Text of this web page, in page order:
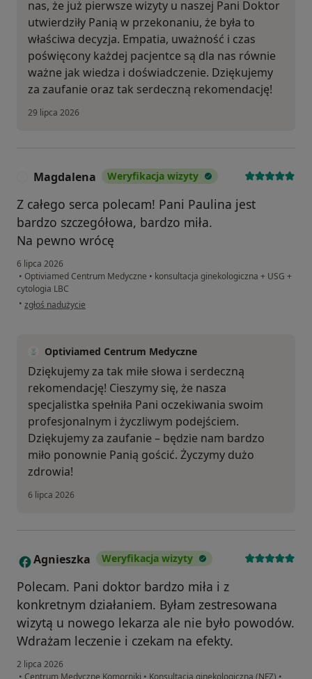
nas, że już pierwsze wizyty u naszej Pani Doktor
utwierdziły Panią w przekonaniu, że była to
właściwa decyzja. Empatia, uważność i czas
poświęcony każdej pacjentce są dla nas równie
ważne jak wiedza i doświadczenie. Dziękujemy
za zaufanie oraz tak serdeczną rekomendację!
29 lipca 2026
Magdalena Weryfikacja wizyty
Z całego serca polecam! Pani Paulina jest
bardzo szczegółowa, bardzo miła.
Na pewno wrócę
6 lipca 2026
• Optiviamed Centrum Medyczne • konsultacja ginekologiczna + USG +
cytologia LBC
• w opinii użytkownika Magdalena
zgłoś nadużycie
Optiviamed Centrum Medyczne
Dziękujemy za tak miłe słowa i serdeczną
rekomendację! Cieszymy się, że nasza
specjalistka spełniła Pani oczekiwania swoim
profesjonalnym i życzliwym podejściem.
Dziękujemy za zaufanie – będzie nam bardzo
miło ponownie Panią gościć. Życzymy dużo
zdrowia!
6 lipca 2026
A Agnieszka Weryfikacja wizyty
Polecam. Pani doktor bardzo miła i z
konkretnym działaniem. Byłam zestresowana
wizytą u nowego lekarza ale nie było powodów.
Wdrażam leczenie i czekam na efekty.
2 lipca 2026
• Centrum Medyczne Komorniki • Konsultacja ginekologiczna (NFZ) •